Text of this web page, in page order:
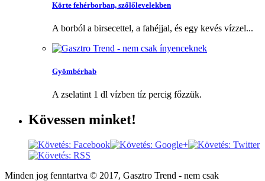
Körte fehérborban, szőlőlevelekben
A borból a birsecettel, a fahéjjal, és egy kevés vízzel...
Gyömbérhab
A zselatint 1 dl vízben tíz percig főzzük.
Kövessen minket!
Minden jog fenntartva © 2017, Gasztro Trend - nem csak